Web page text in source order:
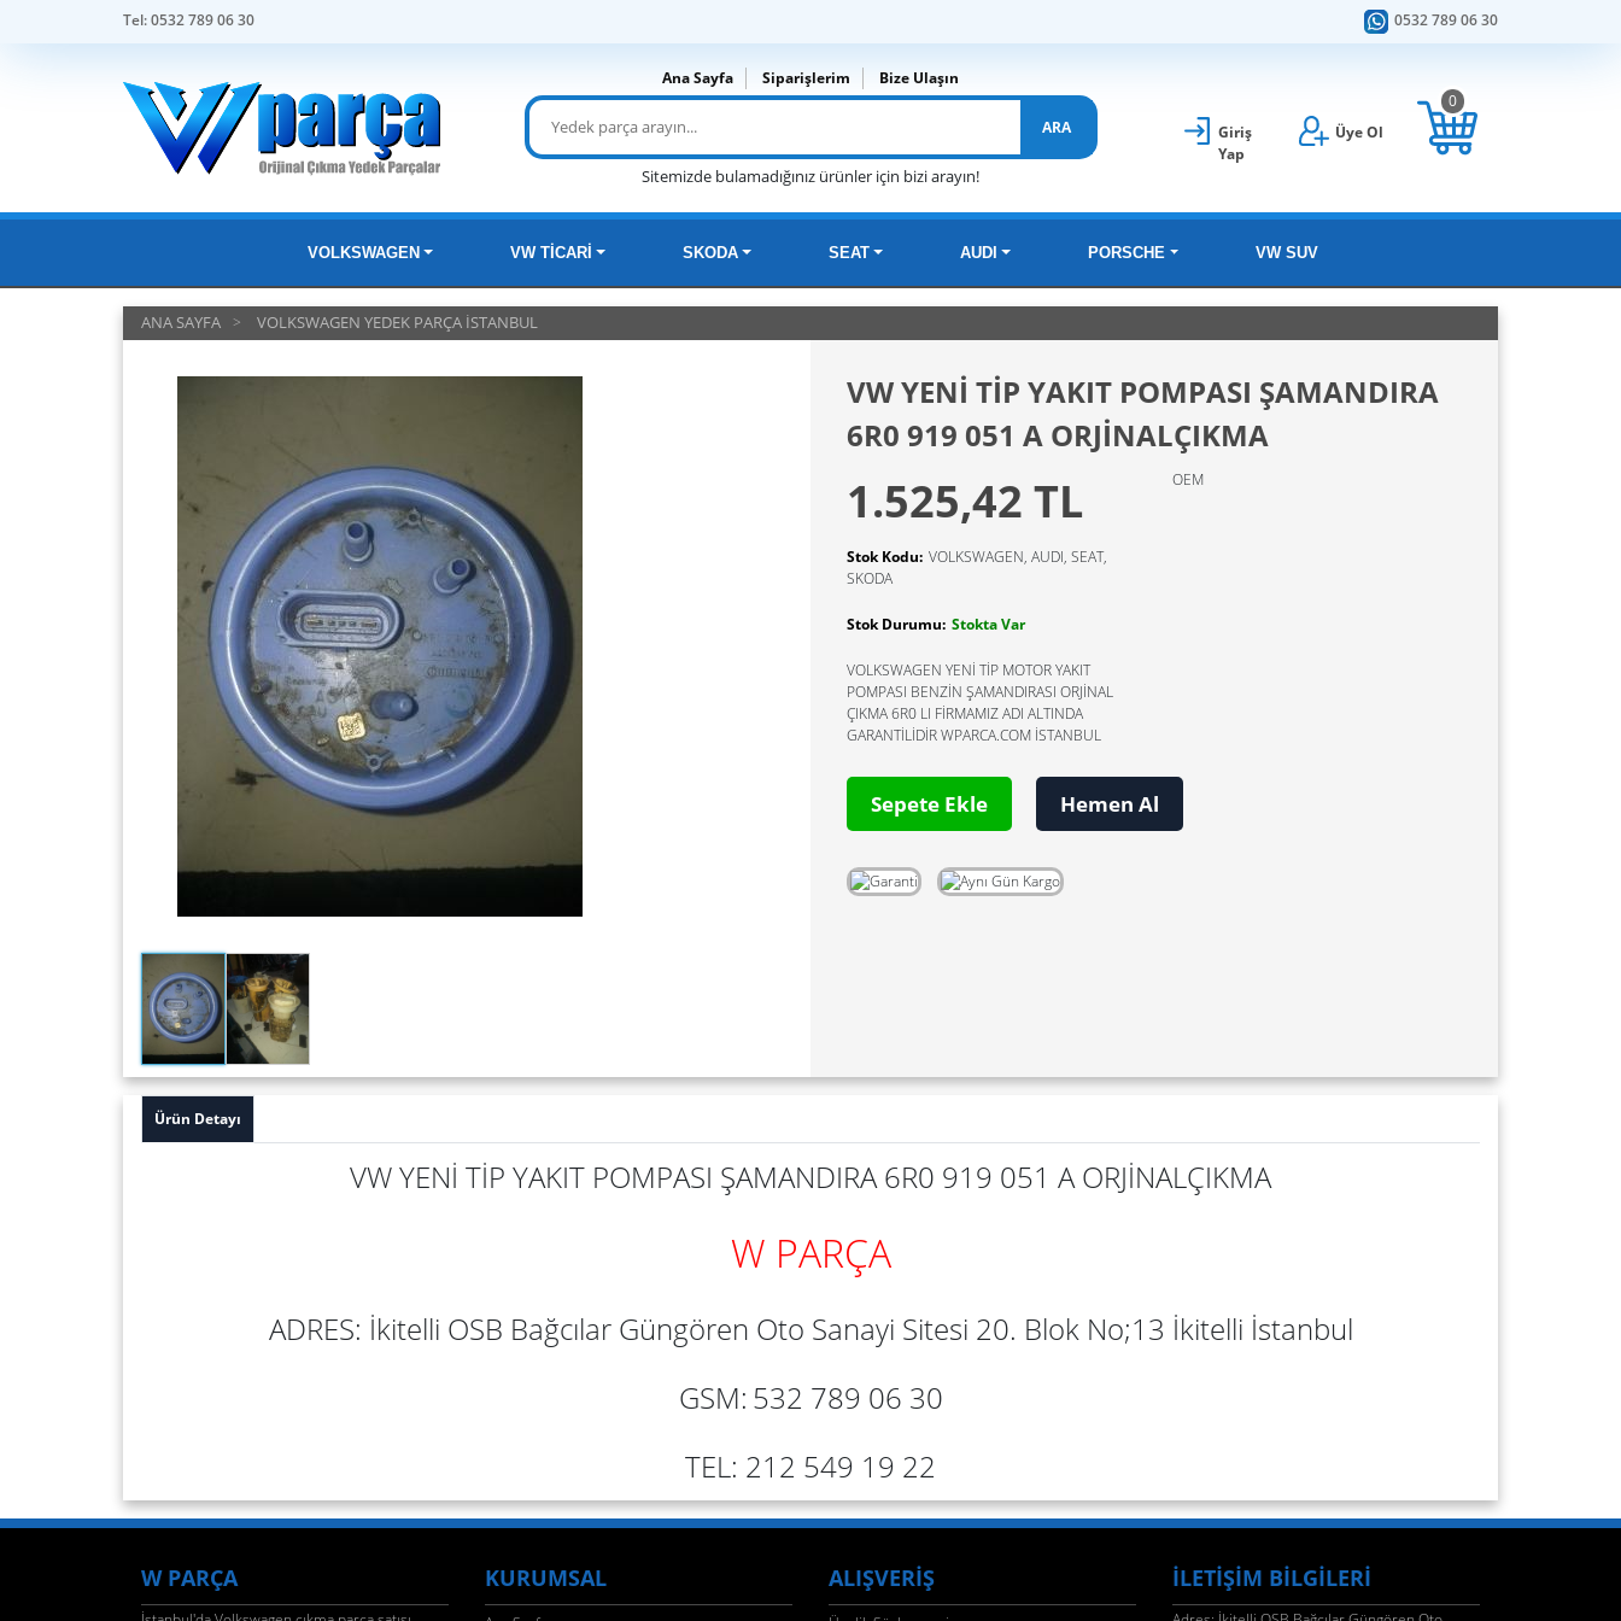
Tel: 0532 789 06 30 0532 789 06 30
Ana Sayfa Siparişlerim Bize Ulaşın
ARA
Sitemizde bulamadığınız ürünler için bizi arayın!
Giriş
Yap
Üye Ol
0
VOLKSWAGEN VW TİCARİ SKODA SEAT AUDI PORSCHE VW SUV
ANA SAYFA VOLKSWAGEN YEDEK PARÇA İSTANBUL
VW YENİ TİP YAKIT POMPASI ŞAMANDIRA
6R0 919 051 A ORJİNALÇIKMA
1.525,42 TL
Stok Kodu: VOLKSWAGEN, AUDI, SEAT,
SKODA
Stok Durumu: Stokta Var
VOLKSWAGEN YENİ TİP MOTOR YAKIT
POMPASI BENZİN ŞAMANDIRASI ORJİNAL
ÇIKMA 6R0 LI FİRMAMIZ ADI ALTINDA
GARANTİLİDİR WPARCA.COM İSTANBUL
OEM
Sepete Ekle Hemen Al
Ürün Detayı
VW YENİ TİP YAKIT POMPASI ŞAMANDIRA 6R0 919 051 A ORJİNALÇIKMA
W PARÇA
ADRES: İkitelli OSB Bağcılar Güngören Oto Sanayi Sitesi 20. Blok No;13 İkitelli İstanbul
GSM: 532 789 06 30
TEL: 212 549 19 22
W PARÇA KURUMSAL ALIŞVERİŞ İLETİŞİM BİLGİLERİ